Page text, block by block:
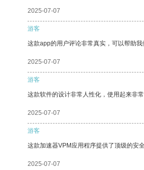
2025-07-07
游客
这款app的用户评论非常真实，可以帮助我
2025-07-07
游客
这款软件的设计非常人性化，使用起来非常
2025-07-07
游客
这款加速器VPM应用程序提供了顶级的安
2025-07-07